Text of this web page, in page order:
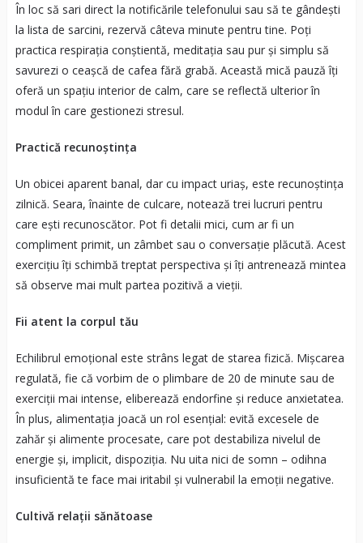
În loc să sari direct la notificările telefonului sau să te gândești
la lista de sarcini, rezervă câteva minute pentru tine. Poți
practica respirația conștientă, meditația sau pur și simplu să
savurezi o ceașcă de cafea fără grabă. Această mică pauză îți
oferă un spațiu interior de calm, care se reflectă ulterior în
modul în care gestionezi stresul.
Practică recunoștința
Un obicei aparent banal, dar cu impact uriaș, este recunoștința
zilnică. Seara, înainte de culcare, notează trei lucruri pentru
care ești recunoscător. Pot fi detalii mici, cum ar fi un
compliment primit, un zâmbet sau o conversație plăcută. Acest
exercițiu îți schimbă treptat perspectiva și îți antrenează mintea
să observe mai mult partea pozitivă a vieții.
Fii atent la corpul tău
Echilibrul emoțional este strâns legat de starea fizică. Mișcarea
regulată, fie că vorbim de o plimbare de 20 de minute sau de
exerciții mai intense, eliberează endorfine și reduce anxietatea.
În plus, alimentația joacă un rol esențial: evită excesele de
zahăr și alimente procesate, care pot destabiliza nivelul de
energie și, implicit, dispoziția. Nu uita nici de somn – odihna
insuficientă te face mai iritabil și vulnerabil la emoții negative.
Cultivă relații sănătoase